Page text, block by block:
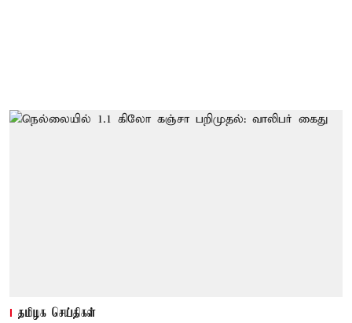
தமிழக செய்திகள்